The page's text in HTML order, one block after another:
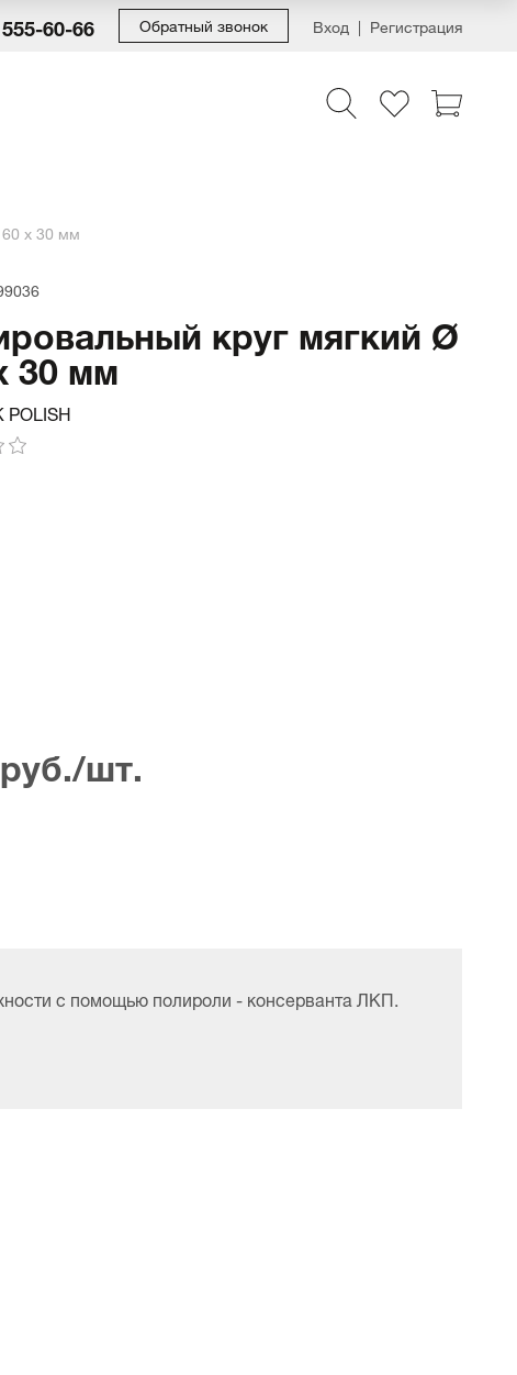
60-66 Обратный звонок Вход Регистрация
x 30 мм
круг мягкий Ø
30 мм
шт.
с помощью полироли - консерванта ЛКП.